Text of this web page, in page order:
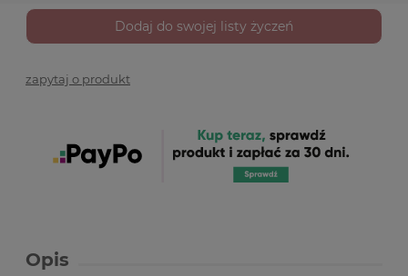
Dodaj do swojej listy życzeń
zapytaj o produkt
Opis